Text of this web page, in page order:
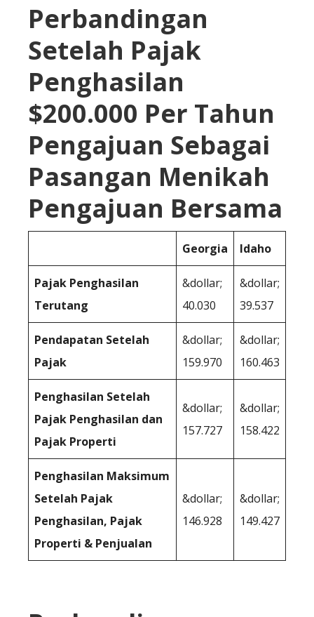
Perbandingan
Setelah Pajak
Penghasilan
$200.000 Per Tahun
Pengajuan Sebagai
Pasangan Menikah
Pengajuan Bersama
Georgia Idaho
Pajak Penghasilan
Terutang
&dollar;
40.030
&dollar;
39.537
Pendapatan Setelah
Pajak
&dollar;
159.970
&dollar;
160.463
Penghasilan Setelah
Pajak Penghasilan dan
Pajak Properti
&dollar;
157.727
&dollar;
158.422
Penghasilan Maksimum
Setelah Pajak
Penghasilan, Pajak
Properti & Penjualan
&dollar;
146.928
&dollar;
149.427